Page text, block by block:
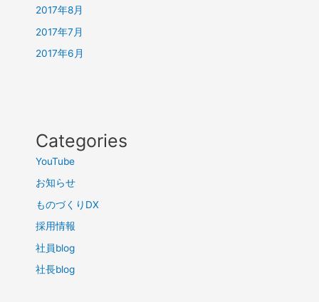
2017年8月
2017年7月
2017年6月
Categories
YouTube
お知らせ
ものづくりDX
採用情報
社員blog
社長blog